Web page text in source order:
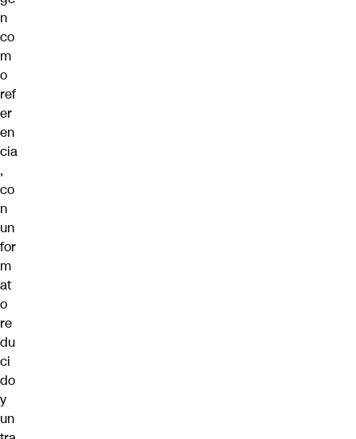
n
co
m
o
ref
er
en
cia
,
co
n
un
for
m
at
o
re
du
ci
do
y
un